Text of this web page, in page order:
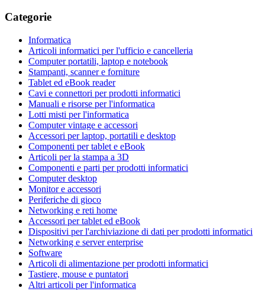
Categorie
Informatica
Articoli informatici per l'ufficio e cancelleria
Computer portatili, laptop e notebook
Stampanti, scanner e forniture
Tablet ed eBook reader
Cavi e connettori per prodotti informatici
Manuali e risorse per l'informatica
Lotti misti per l'informatica
Computer vintage e accessori
Accessori per laptop, portatili e desktop
Componenti per tablet e eBook
Articoli per la stampa a 3D
Componenti e parti per prodotti informatici
Computer desktop
Monitor e accessori
Periferiche di gioco
Networking e reti home
Accessori per tablet ed eBook
Dispositivi per l'archiviazione di dati per prodotti informatici
Networking e server enterprise
Software
Articoli di alimentazione per prodotti informatici
Tastiere, mouse e puntatori
Altri articoli per l'informatica